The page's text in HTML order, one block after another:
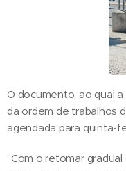
O documento, ao qual
da ordem de trabalhos
agendada para quinta-
"Com o retomar